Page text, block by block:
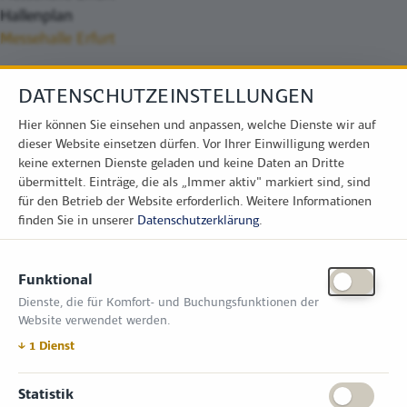
Hallenplan
Messehalle Erfurt
Zimper Media GmbH
Reinhardtstr. 31, 10117 Berlin
Tel.: +49 (0) 30 814 50 12 600
office@kommunal.de
ÖFFNUNGSZEITEN MESSE
DATENSCHUTZEINSTELLUNGEN
Hier können Sie einsehen und anpassen, welche Dienste wir auf
dieser Website einsetzen dürfen. Vor Ihrer Einwilligung werden
keine externen Dienste geladen und keine Daten an Dritte
übermittelt. Einträge, die als „Immer aktiv" markiert sind, sind
für den Betrieb der Website erforderlich. Weitere Informationen
finden Sie in unserer Datenschutzerklärung.
Funktional
Dienste, die für Komfort- und Buchungsfunktionen der
Website verwendet werden.
↓ 1 Dienst
Statistik